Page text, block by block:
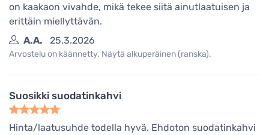
on kaakaon vivahde, mikä tekee siitä ainutlaatuisen ja
erittäin miellyttävän.
A.A.
25.3.2026
Arvostelu on käännetty. Näytä alkuperäinen (ranska).
Suosikki suodatinkahvi
Hinta/laatusuhde todella hyvä. Ehdoton suodatinkahvi